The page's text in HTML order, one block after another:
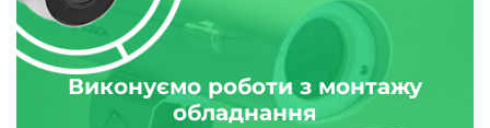
Виконуємо роботи з монтажу
обладнання